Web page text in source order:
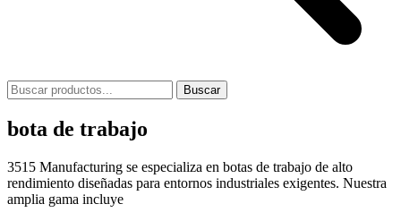
Buscar
bota de trabajo
3515 Manufacturing se especializa en botas de trabajo de alto
rendimiento diseñadas para entornos industriales exigentes. Nuestra
amplia gama incluye